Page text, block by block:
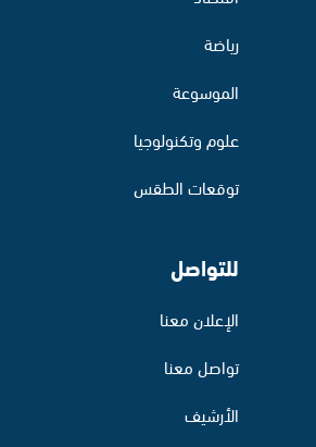
رياضة
الموسوعة
علوم وتكنولوجيا
توقعات الطقس
للتواصل
الإعلان معنا
تواصل معنا
الأرشيف